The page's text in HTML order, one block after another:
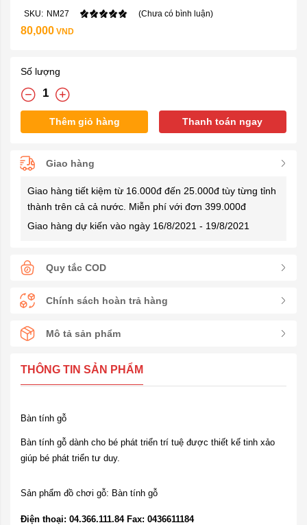
SKU: NM27 (Chưa có bình luận)
80,000 VND
Số lượng
Thêm giỏ hàng Thanh toán ngay
Giao hàng
Giao hàng tiết kiệm từ 16.000đ đến 25.000đ tùy từng tỉnh
thành trên cả cả nước. Miễn phí với đơn 399.000đ
Giao hàng dự kiến vào ngày 16/8/2021 - 19/8/2021
Quy tắc COD
Chính sách hoàn trả hàng
Mô tả sản phẩm
THÔNG TIN SẢN PHẨM
Bàn tính gỗ
Bàn tính gỗ dành cho bé phát triển trí tuệ được thiết kế tinh xảo
giúp bé phát triển tư duy.
Sản phẩm đồ chơi gỗ: Bàn tính gỗ
Điện thoại: 04.366.111.84 Fax: 0436611184